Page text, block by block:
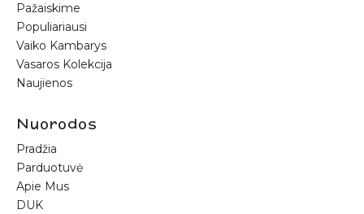
Pažaiskime
Populiariausi
Vaiko Kambarys
Vasaros Kolekcija
Naujienos
Nuorodos
Pradžia
Parduotuvė
Apie Mus
DUK